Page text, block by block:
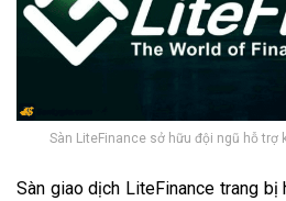
Sàn LiteFinance sở hữu đội ngũ hỗ trợ
Sàn giao dịch LiteFinance trang